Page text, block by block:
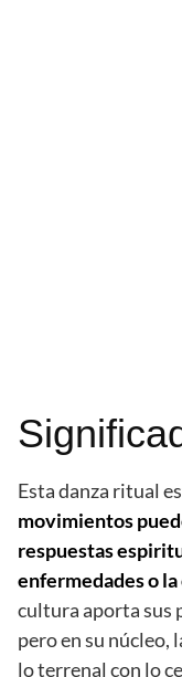
Esta danza ritual
movimientos
respuestas
enfermedades o
cultura aporta sus
pero en su núcleo,
lo terrenal con lo